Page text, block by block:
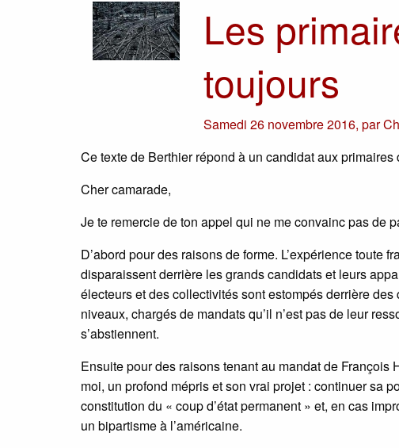
Les
toujours
Samedi 26 novembre 2016,par
Ce texte de Berthier répond à un candidat aux
Cher camarade,
Je te remercie de ton appel qui ne me convainc pas de
D’abord pour des raisons de forme. L’expérience toute
disparaissent derrière les grands candidats et leurs
électeurs et des collectivités sont estompés derrière
niveaux, chargés de mandats qu’il n’est pas de leur
s’abstiennent.
Ensuite pour des raisons tenant au mandat de
moi, un profond mépris et son vrai projet : continuer sa
constitution du « coup d’état permanent » et, en cas
un bipartisme à l’américaine.